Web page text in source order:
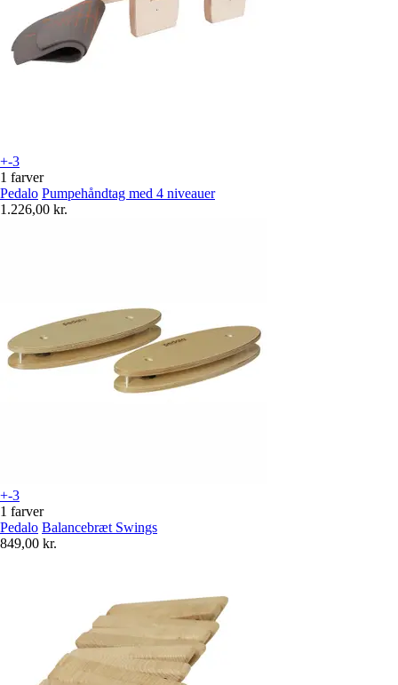
+-3
1 farver
Pedalo Pumpehåndtag med 4 niveauer
1.226,00 kr.
+-3
1 farver
Pedalo Balancebræt Swings
849,00 kr.